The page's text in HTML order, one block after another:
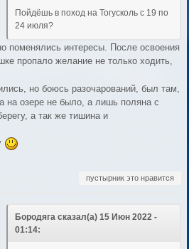
Пойдёшь в поход на Тогусколь с 19 по
24 июля?
поменялись интересы. После освоения
пропало желание не только ходить,
но боюсь разочарований, был там,
на озере не было, а лишь поляна с
а так же тишина и
пустырник это нравится
Бородяга сказал(а) 15 Июн 2022 -
01:14: